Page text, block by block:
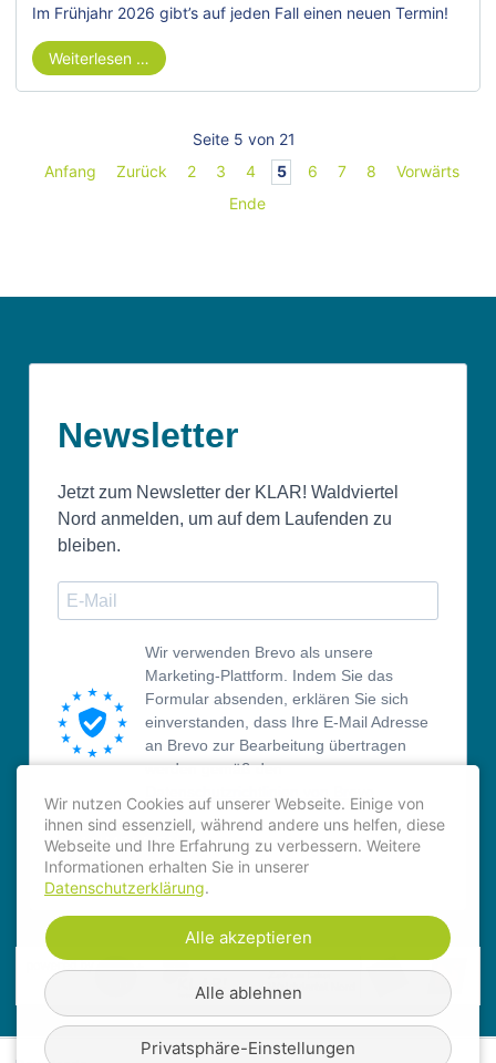
Im Frühjahr 2026 gibt’s auf jeden Fall einen neuen Termin!
Weiterlesen …
Seite 5 von 21
Anfang
Zurück 2 3 4 5 6 7 8
Vorwärts
Ende
Newsletter
Jetzt zum Newsletter der KLAR! Waldviertel
Nord anmelden, um auf dem Laufenden zu
bleiben.
Wir verwenden Brevo als unsere
Marketing-Plattform. Indem Sie das
Formular absenden, erklären Sie sich
einverstanden, dass Ihre E-Mail Adresse
an Brevo zur Bearbeitung übertragen
werden gemäß den
ANMELDEN
Wir nutzen Cookies auf unserer Webseite. Einige von
ihnen sind essenziell, während andere uns helfen, diese
Webseite und Ihre Erfahrung zu verbessern. Weitere
Informationen erhalten Sie in unserer
Datenschutzerklärung.
Alle akzeptieren
Alle ablehnen
Privatsphäre-Einstellungen